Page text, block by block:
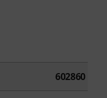
602860